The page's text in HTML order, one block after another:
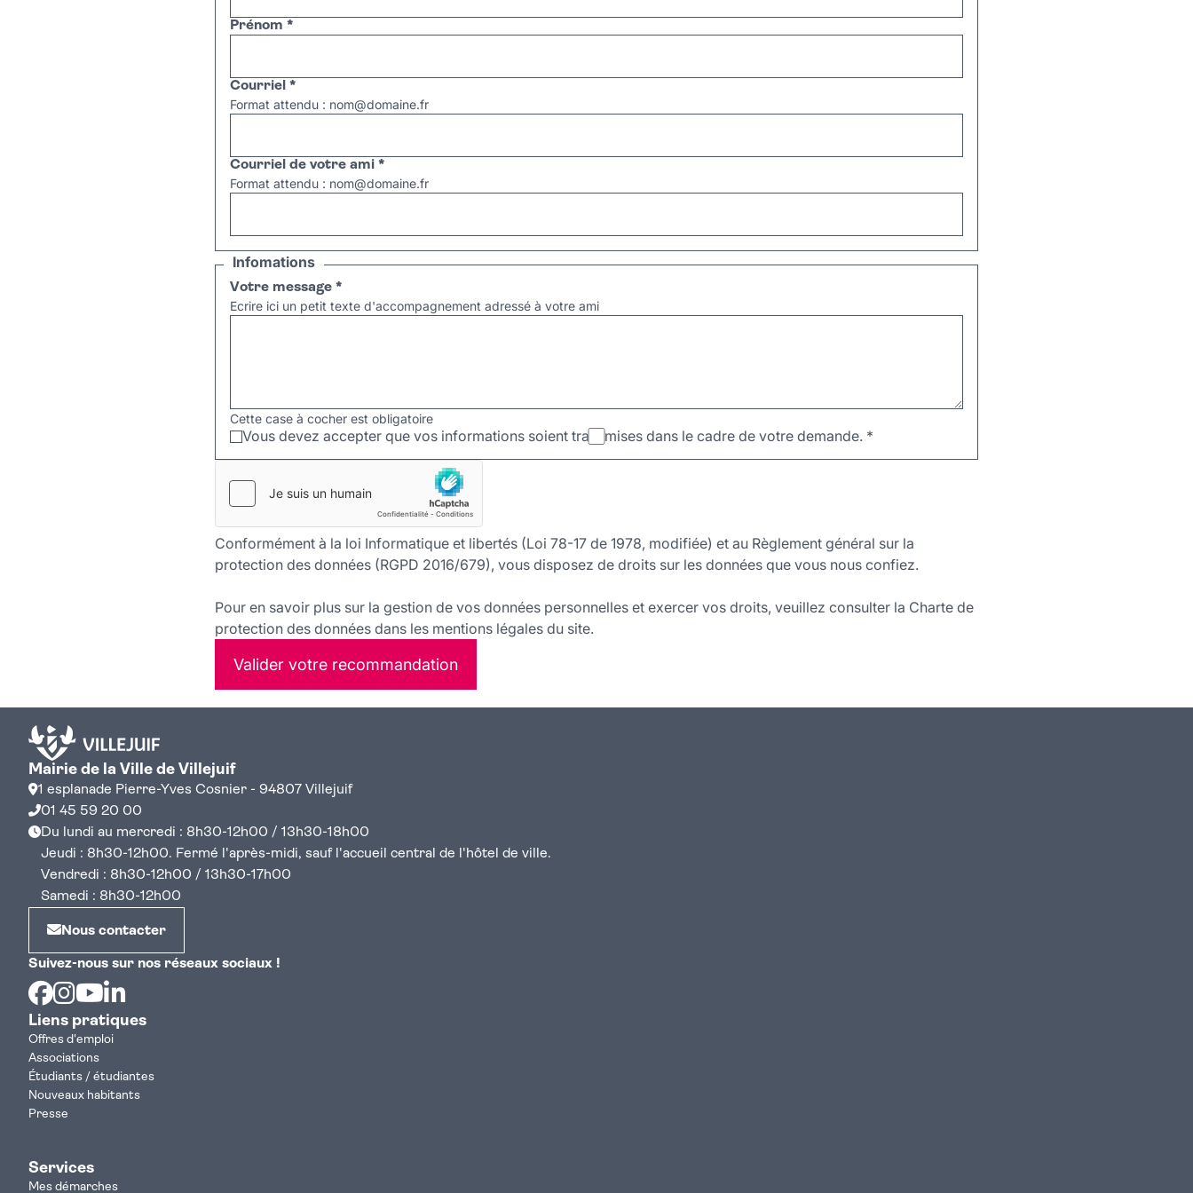
Prénom *
Courriel *
Format attendu : nom@domaine.fr
Courriel de votre ami *
Format attendu : nom@domaine.fr
Infomations
Votre message *
Ecrire ici un petit texte d'accompagnement adressé à votre ami
Cette case à cocher est obligatoire
Vous devez accepter que vos informations soient transmises dans le cadre de votre demande. *
Conformément à la loi Informatique et libertés (Loi 78-17 de 1978, modifiée) et au Règlement général sur la
protection des données (RGPD 2016/679), vous disposez de droits sur les données que vous nous confiez.
Pour en savoir plus sur la gestion de vos données personnelles et exercer vos droits, veuillez consulter la Charte de
protection des données dans les mentions légales du site.
Valider votre recommandation
Mairie de la Ville de Villejuif
1 esplanade Pierre-Yves Cosnier - 94807 Villejuif
01 45 59 20 00
Du lundi au mercredi : 8h30-12h00 / 13h30-18h00
Jeudi : 8h30-12h00. Fermé l'après-midi, sauf l'accueil central de l'hôtel de ville.
Vendredi : 8h30-12h00 / 13h30-17h00
Samedi : 8h30-12h00
Nous contacter
Suivez-nous sur nos réseaux sociaux !
Facebook
Instagram
Youtube
Liens pratiques
Offres d'emploi
Associations
Étudiants / étudiantes
Nouveaux habitants
Presse
Services
Mes démarches